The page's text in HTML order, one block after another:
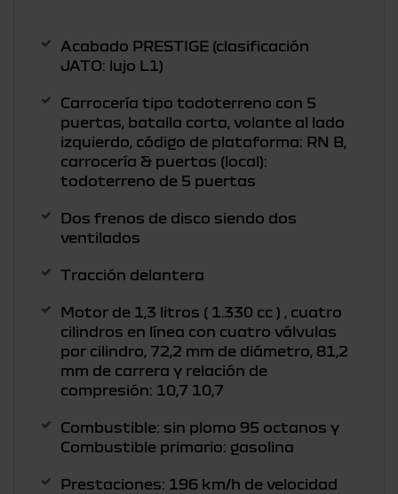
Acabado PRESTIGE (clasificación
JATO: lujo L1)
Carrocería tipo todoterreno con 5
puertas, batalla corta, volante al lado
izquierdo, código de plataforma: RN B,
carrocería & puertas (local):
todoterreno de 5 puertas
Dos frenos de disco siendo dos
ventilados
Tracción delantera
Motor de 1,3 litros ( 1.330 cc ) , cuatro
cilindros en línea con cuatro válvulas
por cilindro, 72,2 mm de diámetro, 81,2
mm de carrera y relación de
compresión: 10,7 10,7
Combustible: sin plomo 95 octanos y
Combustible primario: gasolina
Prestaciones: 196 km/h de velocidad